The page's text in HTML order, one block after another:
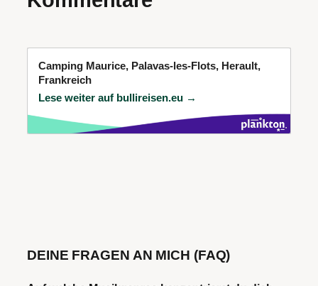
Camping Maurice, Palavas-les-Flots, Herault,
Frankreich
Lese weiter auf bullireisen.eu →
DEINE FRAGEN AN MICH (FAQ)